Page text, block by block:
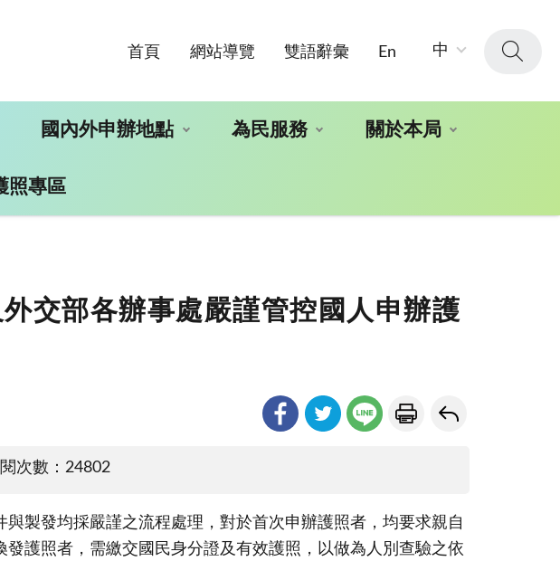
首頁 網站導覽 雙語辭彙 En 中
國內外申辦地點 為民服務 關於本局
照專區
交部各辦事處嚴謹管控國人申辦護
次數：24802
製發均採嚴謹之流程處理，對於首次申辦護照者，均要求親自
護照者，需繳交國民身分證及有效護照，以做為人別查驗之依